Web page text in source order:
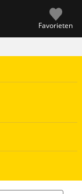
Favorieten